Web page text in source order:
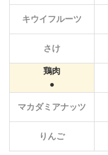
キウイフルーツ
さけ
鶏肉
マカダミアナッツ
りんご